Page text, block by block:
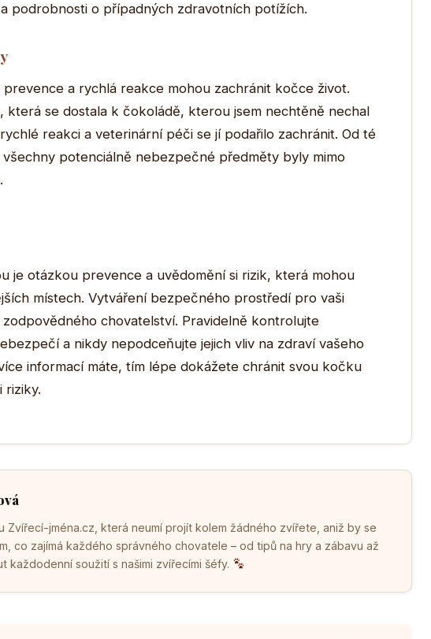
podrobnosti o případných zdravotních potížích.
a rychlá reakce mohou zachránit kočce život.
která se dostala k čokoládě, kterou jsem nechtěně nechal
reakci a veterinární péči se jí podařilo zachránit. Od té
potenciálně nebezpečné předměty byly mimo
je otázkou prevence a uvědomění si rizik, která mohou
místech. Vytváření bezpečného prostředí pro vaši
chovatelství. Pravidelně kontrolujte
a nikdy nepodceňujte jejich vliv na zdraví vašeho
informací máte, tím lépe dokážete chránit svou kočku
riziky.
Zvířecí-jména.cz, která neumí projít kolem žádného zvířete, aniž by se
co zajímá každého správného chovatele – od tipů na hry a zábavu až
každodenní soužití s našimi zvířecími šéfy.